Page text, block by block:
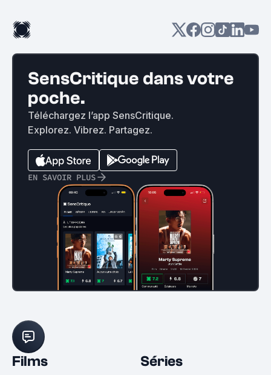
SensCritique dans votre
poche.
Téléchargez l’app SensCritique.
Explorez. Vibrez. Partagez.
EN SAVOIR PLUS
Films Séries